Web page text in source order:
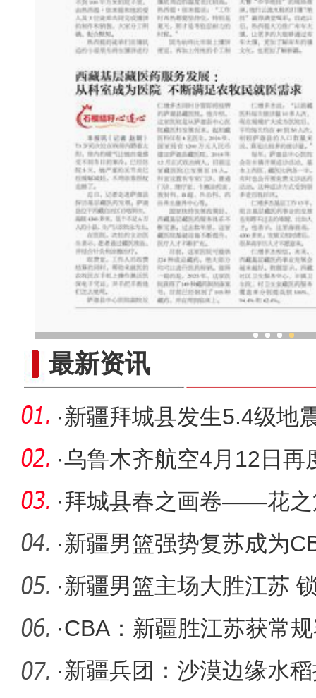
最新资讯
·新疆拜城县发生5.4级地
和人员
·乌鲁木齐航空4月12日再
阳=曼谷航
·拜城县春之画卷——花
·新疆男篮强势复苏成为
·新疆男篮主场大胜江苏
·CBA：新疆胜江苏获常
重返季
·新疆兵团：沙漠边缘水